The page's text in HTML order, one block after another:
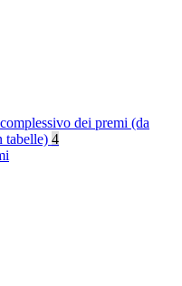
dei premi (da
tabelle) 4